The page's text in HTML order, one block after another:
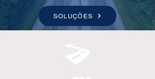
SOLUÇÕES